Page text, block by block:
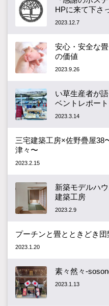
HPに来て下さ
2023.12.7
安心・安全な
の価値
2023.9.26
い草生産者が
ベントレポート
2023.3.14
三宅建築工房×佐野疊屋38
津々〜
2023.2.15
新築モデルハ
建築工房
2023.2.9
プーチンと畳とときどき団
2023.1.20
素々然々-
2023.1.13